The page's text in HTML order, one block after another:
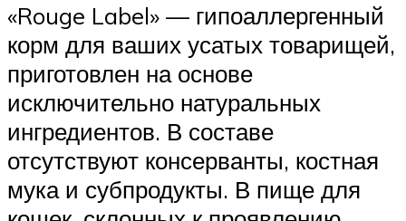
«Rouge Label» — гипоаллергенный
корм для ваших усатых товарищей,
приготовлен на основе
исключительно натуральных
ингредиентов. В составе
отсутствуют консерванты, костная
мука и субпродукты. В пище для